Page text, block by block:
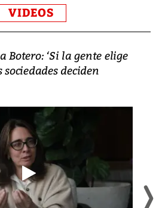
VIDEOS
Botero: ‘Si la gente elige
deciden